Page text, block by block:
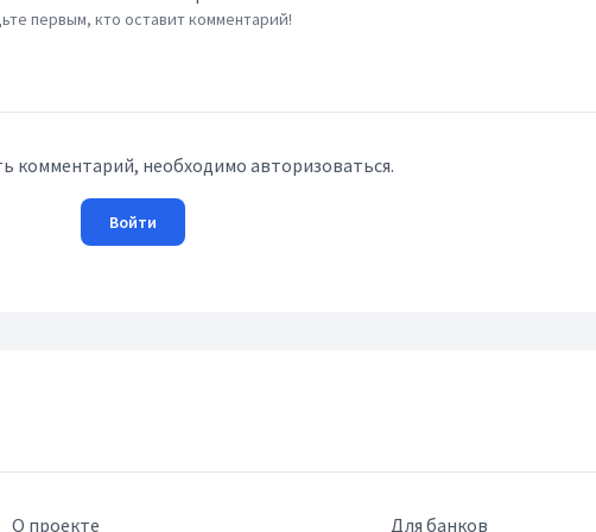
первым, кто оставит комментарий!
комментарий, необходимо авторизоваться.
Войти
О проекте Для банков